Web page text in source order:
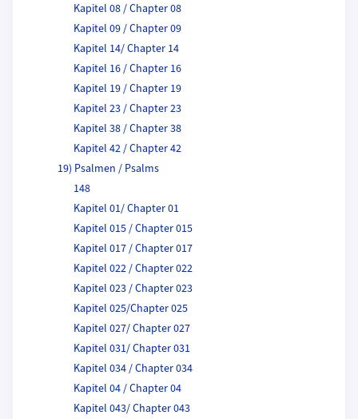
Kapitel 08 / Chapter 08
Kapitel 09 / Chapter 09
Kapitel 14/ Chapter 14
Kapitel 16 / Chapter 16
Kapitel 19 / Chapter 19
Kapitel 23 / Chapter 23
Kapitel 38 / Chapter 38
Kapitel 42 / Chapter 42
19) Psalmen / Psalms
148
Kapitel 01/ Chapter 01
Kapitel 015 / Chapter 015
Kapitel 017 / Chapter 017
Kapitel 022 / Chapter 022
Kapitel 023 / Chapter 023
Kapitel 025/Chapter 025
Kapitel 027/ Chapter 027
Kapitel 031/ Chapter 031
Kapitel 034 / Chapter 034
Kapitel 04 / Chapter 04
Kapitel 043/ Chapter 043